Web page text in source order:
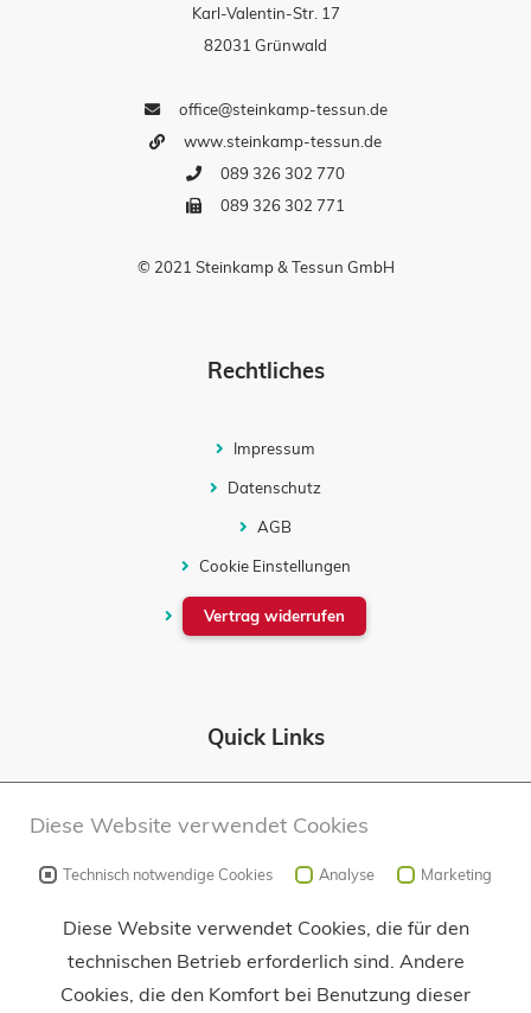
Karl-Valentin-Str. 17
82031 Grünwald
office@steinkamp-tessun.de
www.steinkamp-tessun.de
089 326 302 770
089 326 302 771
© 2021 Steinkamp & Tessun GmbH
Rechtliches
Impressum
Datenschutz
AGB
Cookie Einstellungen
Vertrag widerrufen
Quick Links
Objektbewertung
Folge uns auf
Facebook
Diese Website verwendet Cookies
Technisch notwendige Cookies Analyse Marketing
Diese Website verwendet Cookies, die für den
technischen Betrieb erforderlich sind. Andere
Cookies, die den Komfort bei Benutzung dieser